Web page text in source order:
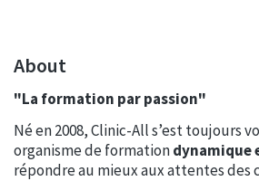
About
"La formation par passion"
Né en 2008, Clinic-All s’est toujours
organisme de formationdynamique
répondre au mieux aux attentes des